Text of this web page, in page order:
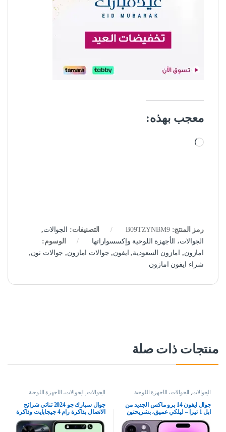
معجب بهذه:
جاري التحميل…
رمز المنتج:B09TZYNBM9 التصنيفات: الجوالات,
الجوالات، الأجهزة اللوحية وإكسسواراتها
الوسوم:
امازون, امازون السعودية, ايفون, جوالات امازون, جوالات نون,
شراء ايفون امازون
منتجات ذات صلة
الجوالات الجوالات، الأجهزة اللوحية
وإكسسواراتها
جوال ايفون 14 برو ماكس الجديد من
ابل 1 تيرا – ليلكي عميق، بشريحتين
الجوالات الجوالات، الأجهزة اللوحية
وإكسسواراتها
جوال سبارك جو 2024 ثنائي شرائح
الاتصال بذاكرة رام 4 جيجابايت وذاكرة
داخلية 64 جيجابايت ويدعم تقنية 4G –
اصدار الشرق الاوسط، أسود